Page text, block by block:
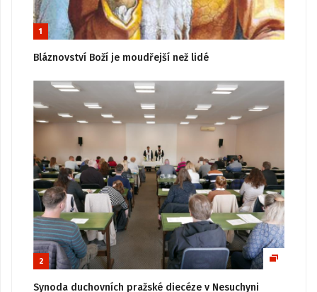
1
Bláznovství Boží je moudřejší než lidé
2
Synoda duchovních pražské diecéze v Nesuchyni